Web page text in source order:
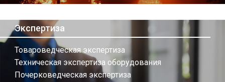
Экспертиза
Товароведческая экспертиза
Техническая экспертиза оборудования
Почерковедческая экспертиза